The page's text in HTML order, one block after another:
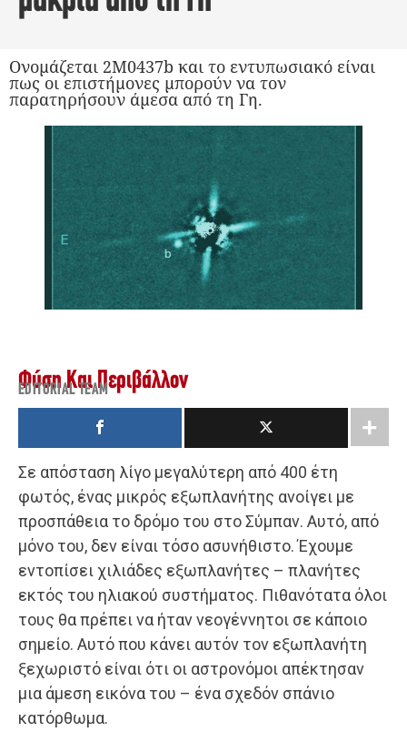
Ονομάζεται 2M0437b και το εντυπωσιακό είναι
πως οι επιστήμονες μπορούν να τον
παρατηρήσουν άμεσα από τη Γη.
Φύση Και Περιβάλλον
EDITORIAL TEAM
Σε απόσταση λίγο μεγαλύτερη από 400 έτη
φωτός, ένας μικρός εξωπλανήτης ανοίγει με
προσπάθεια το δρόμο του στο Σύμπαν. Αυτό, από
μόνο του, δεν είναι τόσο ασυνήθιστο. Έχουμε
εντοπίσει χιλιάδες εξωπλανήτες – πλανήτες
εκτός του ηλιακού συστήματος. Πιθανότατα όλοι
τους θα πρέπει να ήταν νεογέννητοι σε κάποιο
σημείο. Αυτό που κάνει αυτόν τον εξωπλανήτη
ξεχωριστό είναι ότι οι αστρονόμοι απέκτησαν
μια άμεση εικόνα του – ένα σχεδόν σπάνιο
κατόρθωμα.